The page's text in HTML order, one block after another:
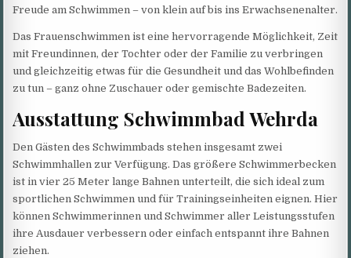
Freude am Schwimmen – von klein auf bis ins Erwachsenenalter.
Das Frauenschwimmen ist eine hervorragende Möglichkeit, Zeit
mit Freundinnen, der Tochter oder der Familie zu verbringen
und gleichzeitig etwas für die Gesundheit und das Wohlbefinden
zu tun – ganz ohne Zuschauer oder gemischte Badezeiten.
Ausstattung Schwimmbad Wehrda
Den Gästen des Schwimmbads stehen insgesamt zwei
Schwimmhallen zur Verfügung. Das größere Schwimmerbecken
ist in vier 25 Meter lange Bahnen unterteilt, die sich ideal zum
sportlichen Schwimmen und für Trainingseinheiten eignen. Hier
können Schwimmerinnen und Schwimmer aller Leistungsstufen
ihre Ausdauer verbessern oder einfach entspannt ihre Bahnen
ziehen.